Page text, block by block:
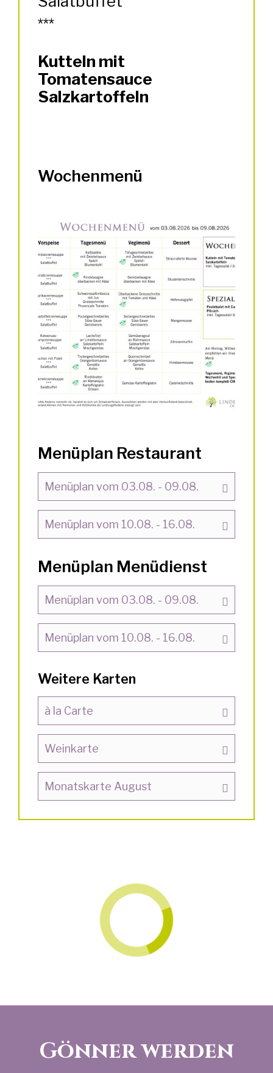
***
Kutteln mit
Tomatensauce
Salzkartoffeln
Wochenmenü
Menüplan Restaurant
Menüplan vom 03.08. - 09.08.
Menüplan vom 10.08. - 16.08.
Menüplan Menüdienst
Menüplan vom 03.08. - 09.08.
Menüplan vom 10.08. - 16.08.
Weitere Karten
à la Carte
Weinkarte
Monatskarte August
Gönner werden